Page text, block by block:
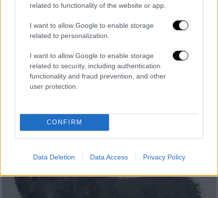
related to functionality of the website or app.
I want to allow Google to enable storage
related to personalization.
I want to allow Google to enable storage
related to security, including authentication
functionality and fraud prevention, and other
user protection.
CONFIRM
Data Deletion Data Access Privacy Policy
Ελλάδα|29.01.2024 16:18
Μέγαρα: Παρέμβαση της εισαγγελέως
του Αρείου Πάγου για την άγρια
κακοποίηση ζώου που θυμίζει «Όλιβερ»
Δίπλα στο άτυχο ζώο βρέθηκε μια
από αεροβόλο όπλο